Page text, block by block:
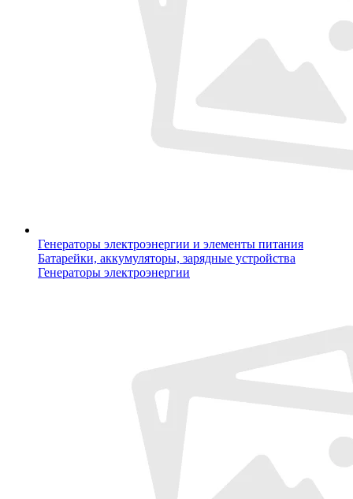
Генераторы электроэнергии и элементы питания
Батарейки, аккумуляторы, зарядные устройства
Генераторы электроэнергии